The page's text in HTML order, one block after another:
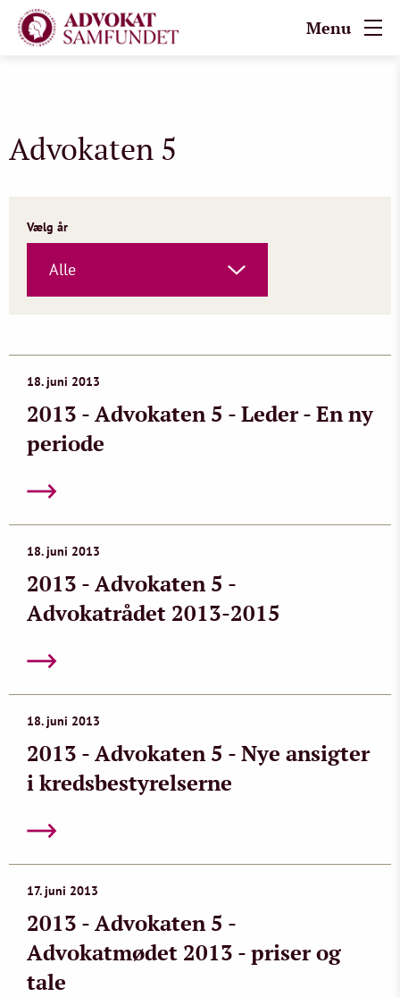
Menu
Advokaten 5
Vælg år
Alle
18. juni 2013
2013 - Advokaten 5 - Leder - En ny
periode
18. juni 2013
2013 - Advokaten 5 -
Advokatrådet 2013-2015
18. juni 2013
2013 - Advokaten 5 - Nye ansigter
i kredsbestyrelserne
17. juni 2013
2013 - Advokaten 5 -
Advokatmødet 2013 - priser og
tale